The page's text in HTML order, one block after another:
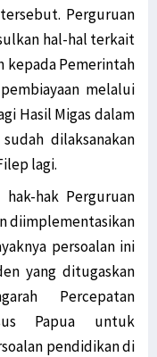
Perguruan
hal-hal terkait
kepada Pemerintah
melalui
Hasil Migas dalam
dilaksanakan
lagi.
hak Perguruan
diimplementasikan
persoalan ini
yang ditugaskan
Percepatan
Papua untuk
pendidikan di